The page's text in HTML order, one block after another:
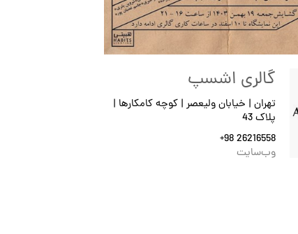
گالری اشسپ
تهران | خیابان ولیعصر | کوچه کامکارها |
پلاک 43
+98 26216558
وب‌سایت